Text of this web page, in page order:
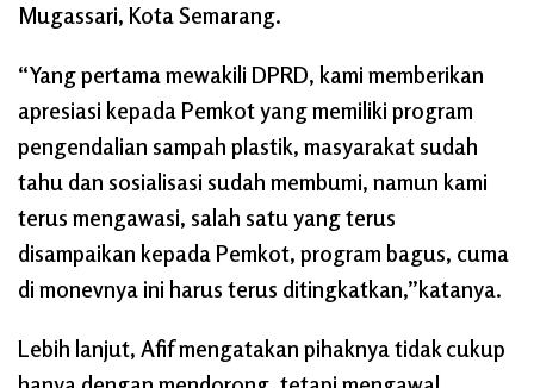
Mugassari, Kota Semarang.
“Yang pertama mewakili DPRD, kami memberikan
apresiasi kepada Pemkot yang memiliki program
pengendalian sampah plastik, masyarakat sudah
tahu dan sosialisasi sudah membumi, namun kami
terus mengawasi, salah satu yang terus
disampaikan kepada Pemkot, program bagus, cuma
di monevnya ini harus terus ditingkatkan,”katanya.
Lebih lanjut, Afif mengatakan pihaknya tidak cukup